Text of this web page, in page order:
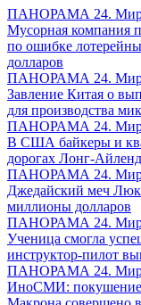
ПАНОРАМА 24.
Мусорная компания
по ошибке
долларов
ПАНОРАМА 24.
Завление Китая о
для производства
ПАНОРАМА 24.
В США байкеры и
дорогах Лонг-
ПАНОРАМА 24.
Джедайский меч
миллионы долларов
ПАНОРАМА 24.
Ученица смогла
инструктор-пилот
ПАНОРАМА 24.
ИноСМИ: покушение